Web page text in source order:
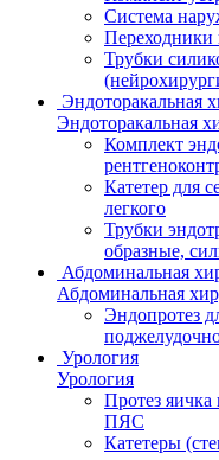
Система
Переходники
Трубки
Эндоторакальная
Эндоторакальная
Комплект
Катетер для
легкого
Трубки
образные,
Абдоминальная
Абдоминальная
Эндопротез
Урология
Урология
Протез
ПЯС
Катетеры